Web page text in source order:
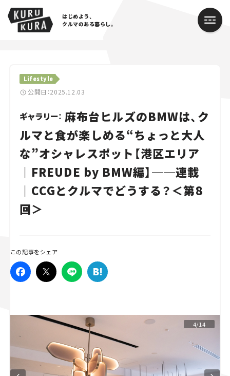
はじめよう、
クルマのある暮らし。
Lifestyle
公開日：2025.12.03
ギャラリー： 麻布台ヒルズのBMWは、ク
ルマと食が楽しめる“ちょっと大人
な”オシャレスポット【港区エリア
｜FREUDE by BMW編】──連載
｜CCGとクルマでどうする？＜第8
回＞
この記事をシェア
4/14
Cars
Lifestyle
Traffic
Special
Series
Campaign
マツダ｜Mazda